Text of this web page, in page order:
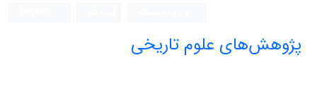
پژوهش‌های علوم تاریخی